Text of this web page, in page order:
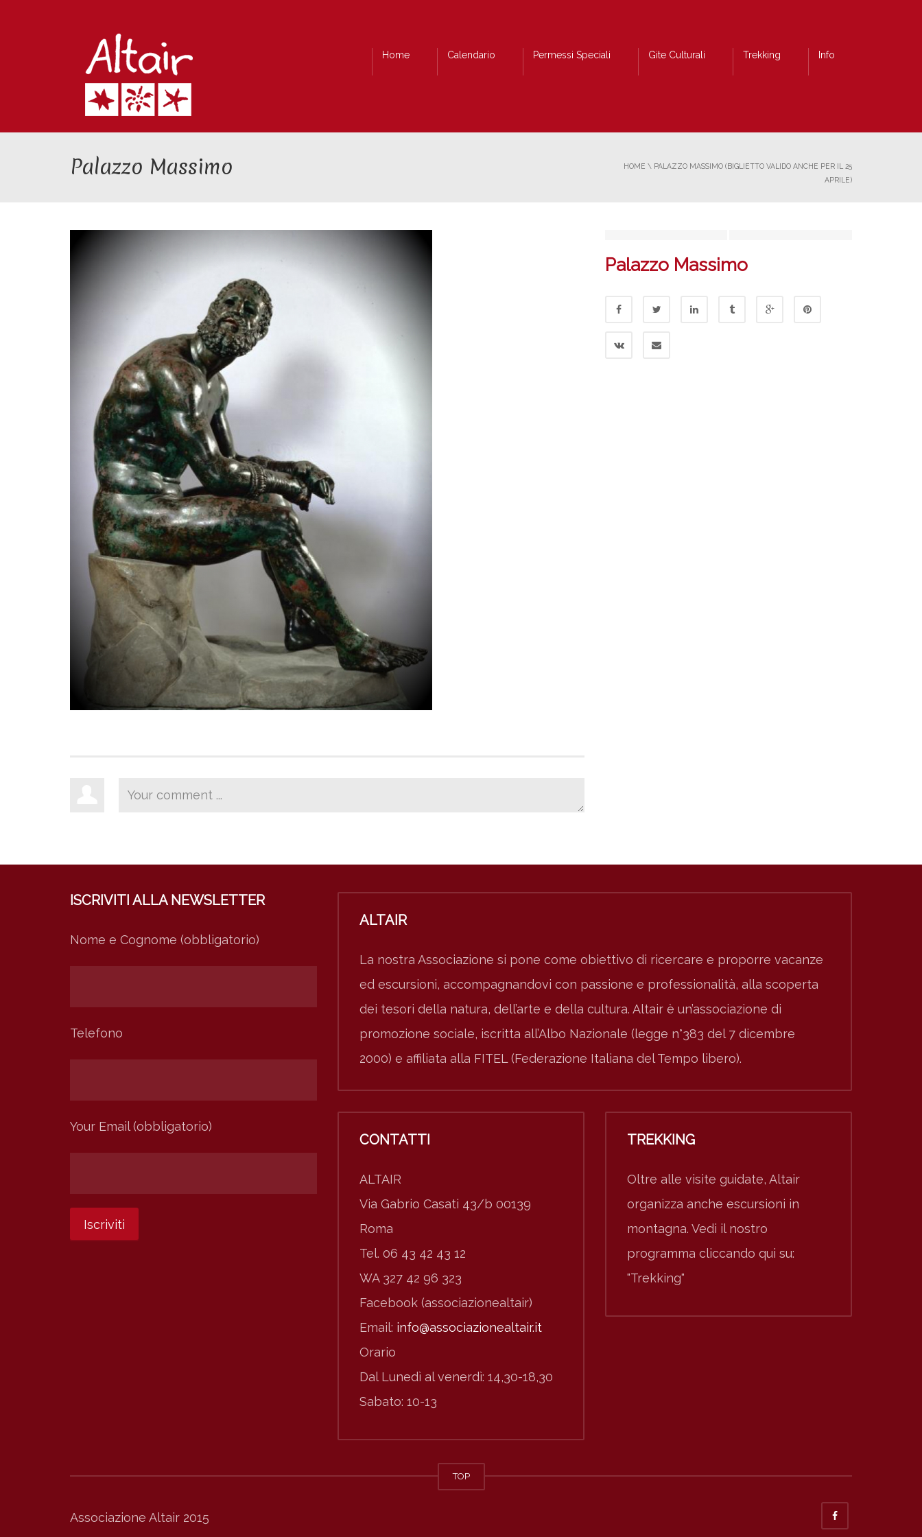
Home Calendario Permessi Speciali Gite Culturali Trekking Info
Palazzo Massimo HOME \ PALAZZO MASSIMO (BIGLIETTO VALIDO ANCHE PER IL 25
APRILE)
Palazzo Massimo
ISCRIVITI ALLA NEWSLETTER
Nome e Cognome (obbligatorio)
Telefono
Your Email (obbligatorio)
ALTAIR
La nostra Associazione si pone come obiettivo di ricercare e proporre vacanze
ed escursioni, accompagnandovi con passione e professionalità, alla scoperta
dei tesori della natura, dell’arte e della cultura. Altair è un’associazione di
promozione sociale, iscritta all’Albo Nazionale (legge n°383 del 7 dicembre
2000) e affiliata alla FITEL (Federazione Italiana del Tempo libero).
CONTATTI
ALTAIR
Via Gabrio Casati 43/b 00139
Roma
Tel. 06 43 42 43 12
WA 327 42 96 323
Facebook (associazionealtair)
Email: info@associazionealtair.it
Orario
Dal Lunedì al venerdì: 14,30-18,30
Sabato: 10-13
TREKKING
Oltre alle visite guidate, Altair
organizza anche escursioni in
montagna. Vedi il nostro
programma cliccando qui su:
"Trekking"
TOP
Associazione Altair 2015